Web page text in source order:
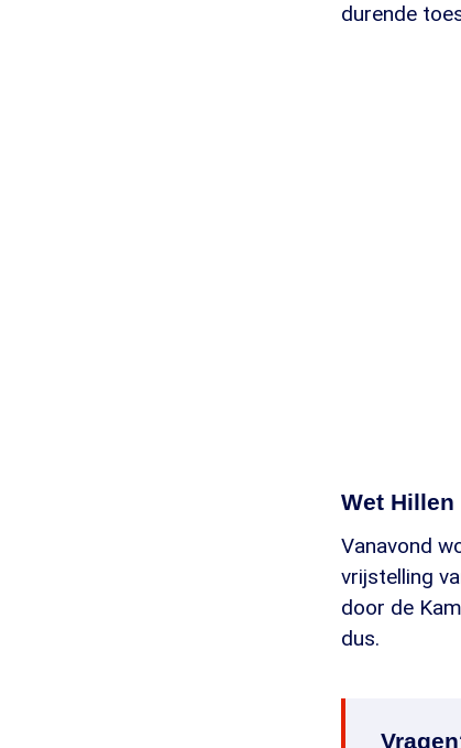
durende
Wet Hillen
Vanavond
vrijstelling
door de
dus.